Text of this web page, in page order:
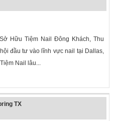
Hữu Tiệm Nail Đông Khách, Thu
đầu tư vào lĩnh vực nail tại Dallas,
Nail lâu...
TX